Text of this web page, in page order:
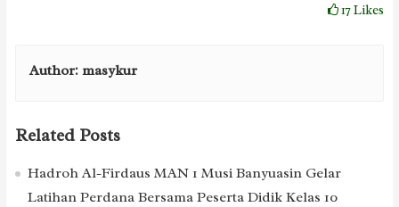
17Likes
Author: masykur
Related Posts
Hadroh Al-Firdaus MAN 1 Musi Banyuasin Gelar
Latihan Perdana Bersama Peserta Didik Kelas 10